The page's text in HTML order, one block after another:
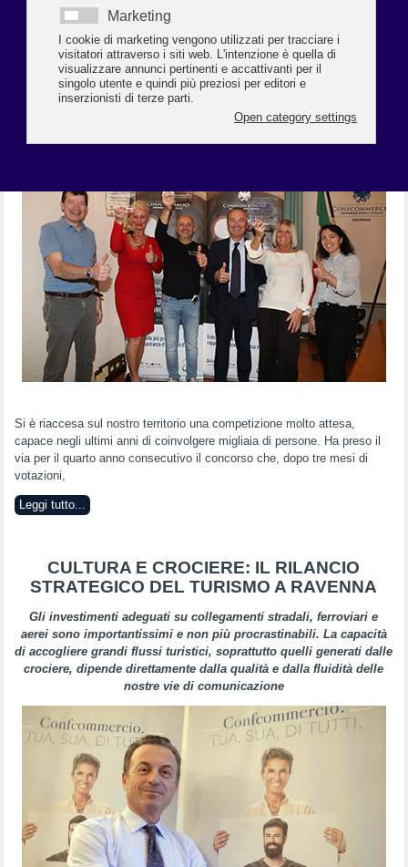
MIGLIOR BARISTA 2026, LA SFIDA PIÙ
AMATA DIETRO AL BANCONE
Al via la quarta edizione del concorso che incorona il miglior
barista della provincia.
Iniziativa organizzata da Il Resto del
Carlino in collaborazione con Confcommercio e Granonero. Si
vota fino al 10 maggio 2026
Si è riaccesa sul nostro territorio una competizione molto attesa,
capace negli ultimi anni di coinvolgere migliaia di persone. Ha preso il
via per il quarto anno consecutivo il concorso che, dopo tre mesi di
votazioni,
Leggi tutto...
CULTURA E CROCIERE: IL RILANCIO
STRATEGICO DEL TURISMO A RAVENNA
Gli investimenti adeguati su collegamenti stradali, ferroviari e
aerei sono importantissimi e non più procrastinabili. La capacità
di accogliere grandi flussi turistici, soprattutto quelli generati dalle
crociere, dipende direttamente dalla qualità e dalla fluidità delle
nostre vie di comunicazione